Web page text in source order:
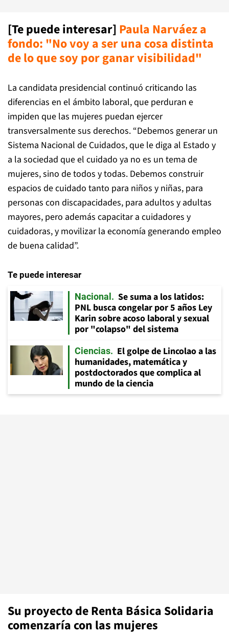
[Te puede interesar] Paula Narváez a
fondo: "No voy a ser una cosa distinta
de lo que soy por ganar visibilidad"
La candidata presidencial continuó criticando las
diferencias en el ámbito laboral, que perduran e
impiden que las mujeres puedan ejercer
transversalmente sus derechos. “Debemos generar un
Sistema Nacional de Cuidados, que le diga al Estado y
a la sociedad que el cuidado ya no es un tema de
mujeres, sino de todos y todas. Debemos construir
espacios de cuidado tanto para niños y niñas, para
personas con discapacidades, para adultos y adultas
mayores, pero además capacitar a cuidadores y
cuidadoras, y movilizar la economía generando empleo
de buena calidad”.
Te puede interesar
Nacional
Se suma a los latidos:
PNL busca congelar por 5 años Ley
Karin sobre acoso laboral y sexual
por "colapso" del sistema
Ciencias
El golpe de Lincolao a las
humanidades, matemática y
postdoctorados que complica al
mundo de la ciencia
Su proyecto de Renta Básica Solidaria
comenzaría con las mujeres